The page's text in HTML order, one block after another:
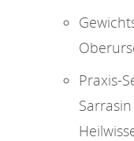
Praxis-